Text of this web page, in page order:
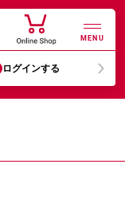
MENU
ログインする